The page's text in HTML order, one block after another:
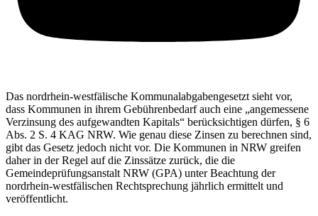
Das nordrhein-westfälische Kommunalabgabengesetzt sieht vor,
dass Kommunen in ihrem Gebührenbedarf auch eine „angemessene
Verzinsung des aufgewandten Kapitals“ berücksichtigen dürfen, § 6
Abs. 2 S. 4 KAG NRW. Wie genau diese Zinsen zu berechnen sind,
gibt das Gesetz jedoch nicht vor. Die Kommunen in NRW greifen
daher in der Regel auf die Zinssätze zurück, die die
Gemeindeprüfungsanstalt NRW (GPA) unter Beachtung der
nordrhein-westfälischen Rechtsprechung jährlich ermittelt und
veröffentlicht.